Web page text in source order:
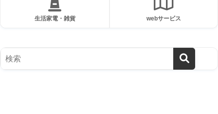
生活家電・雑貨 webサービス